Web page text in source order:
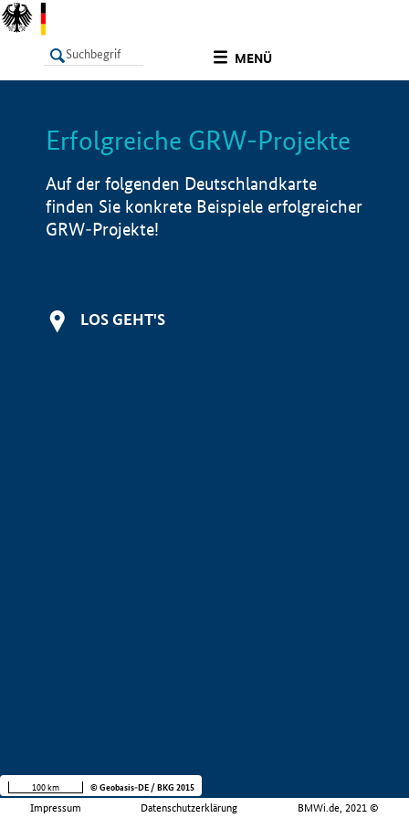
MENÜ
LISTE Info
Erfolgreiche GRW-Projekte
Auf der folgenden Deutschlandkarte
finden Sie konkrete Beispiele erfolgreicher
GRW-Projekte!
LOS GEHT'S
Impressum Datenschutzerklärung BMWi.de, 2021 ©
100 km © Geobasis-DE / BKG 2015